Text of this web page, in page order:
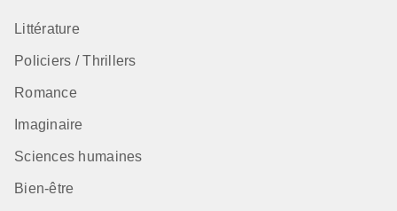
Littérature
Policiers / Thrillers
Romance
Imaginaire
Sciences humaines
Bien-être